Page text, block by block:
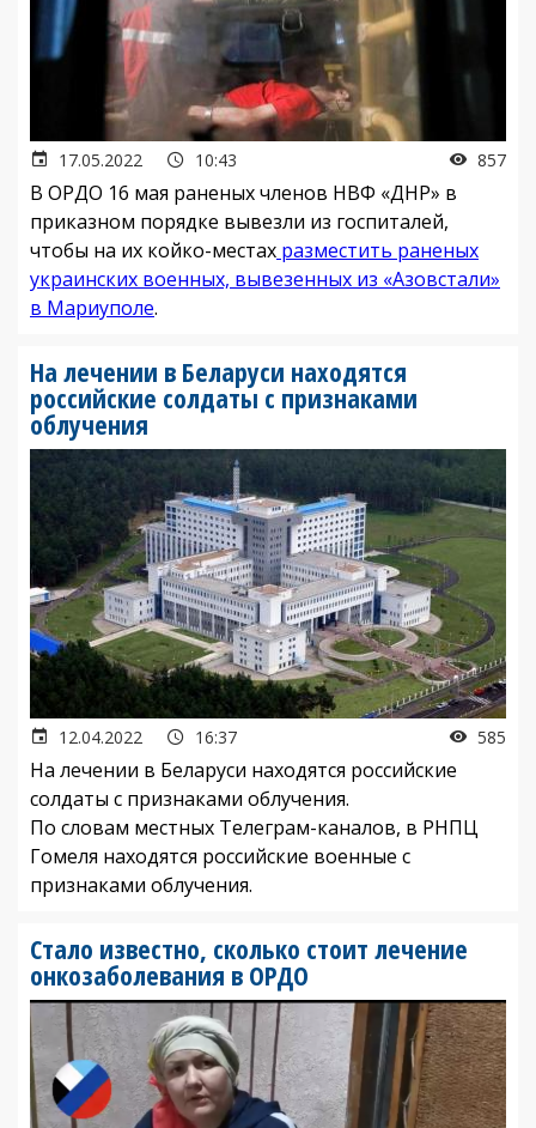
17.05.2022 10:43 857
В ОРДО 16 мая раненых членов НВФ «ДНР» в
приказном порядке вывезли из госпиталей,
чтобы на их койко-местах разместить раненых
украинских военных, вывезенных из «Азовстали»
в Мариуполе.
На лечении в Беларуси находятся
российские солдаты с признаками
облучения
12.04.2022 16:37 585
На лечении в Беларуси находятся российские
солдаты с признаками облучения.
По словам местных Телеграм-каналов, в РНПЦ
Гомеля находятся российские военные с
признаками облучения.
Стало известно, сколько стоит лечение
онкозаболевания в ОРДО